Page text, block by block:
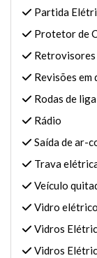
Partida
Protetor de
Revisões em
Rodas de
Rádio
Saída de ar-
Trava
Veículo
Vidro elétrico
Vidros
Vidros